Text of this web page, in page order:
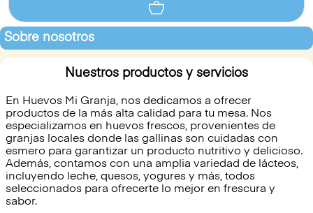
Sobre nosotros
Nuestros productos y servicios
En Huevos Mi Granja, nos dedicamos a ofrecer
productos de la más alta calidad para tu mesa. Nos
especializamos en huevos frescos, provenientes de
granjas locales donde las gallinas son cuidadas con
esmero para garantizar un producto nutritivo y delicioso.
Además, contamos con una amplia variedad de lácteos,
incluyendo leche, quesos, yogures y más, todos
seleccionados para ofrecerte lo mejor en frescura y
sabor.